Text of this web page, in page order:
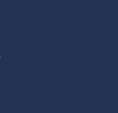
desse post? Então, continue